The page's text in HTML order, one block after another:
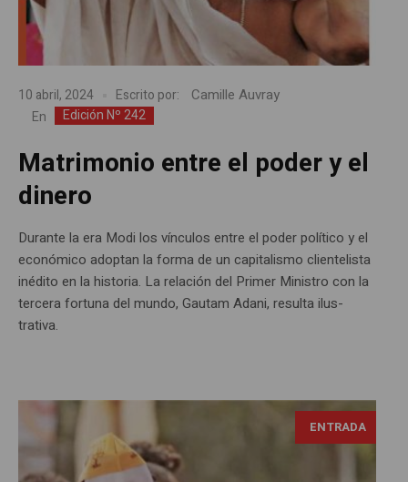
10 abril, 2024 Escrito por: Camille Auvray
En Edición Nº 242
Matrimonio entre el poder y el
dinero
Durante la era Modi los vínculos entre el poder político y el
económico adoptan la forma de un capitalismo clientelista
inédito en la historia. La relación del Primer Ministro con la
tercera fortuna del mundo, Gautam Adani, resulta ilus-
trativa.
ENTRADA